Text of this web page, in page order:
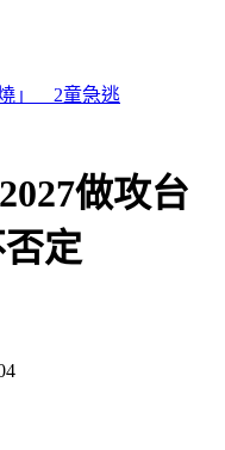
喜曬超音波照：輪到
做攻台
定